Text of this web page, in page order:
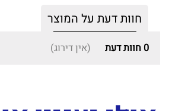
חוות דעת על המוצר
0 חוות דעת (אין דירוג)